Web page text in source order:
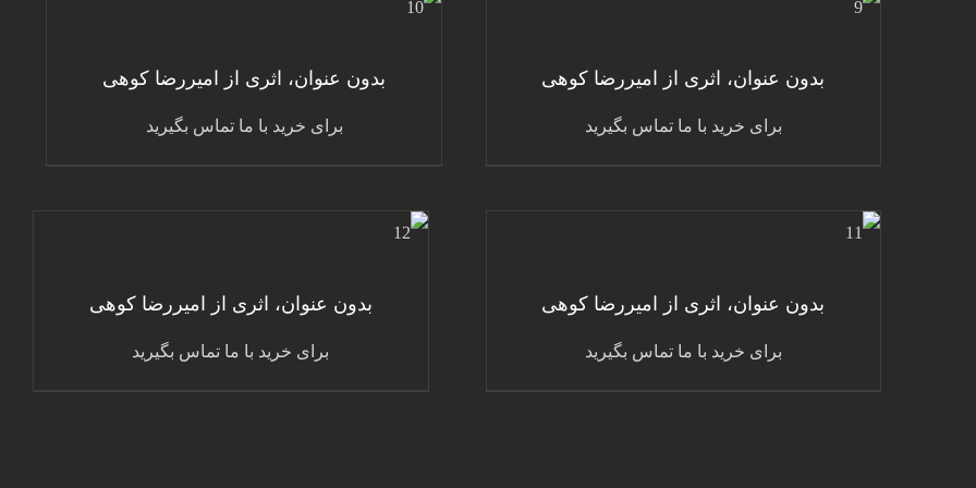
جزئیات
بدون عنوان، اثری از امیررضا کوهی
برای خرید با ما تماس بگیرید
جزئیات
بدون عنوان، اثری از امیررضا کوهی
برای خرید با ما تماس بگیرید
جزئیات
بدون عنوان، اثری از امیررضا کوهی
برای خرید با ما تماس بگیرید
جزئیات
بدون عنوان، اثری از امیررضا کوهی
برای خرید با ما تماس بگیرید